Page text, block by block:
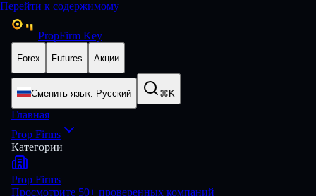
Перейти к содержимому
PropFirm Key
Forex Futures Акции
Сменить язык: Русский ⌘K
Главная
Prop Firms
Категории
Prop Firms
Просмотрите 50+ проверенных компаний